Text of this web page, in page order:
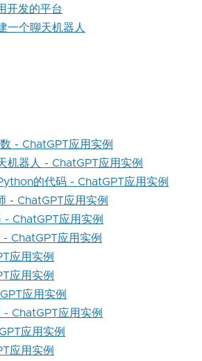
开发的平台
一个聊天机器人
- ChatGPT应用实例
机器人 - ChatGPT应用实例
的代码 - ChatGPT应用实例
- ChatGPT应用实例
ChatGPT应用实例
ChatGPT应用实例
应用实例
应用实例
应用实例
ChatGPT应用实例
应用实例
应用实例